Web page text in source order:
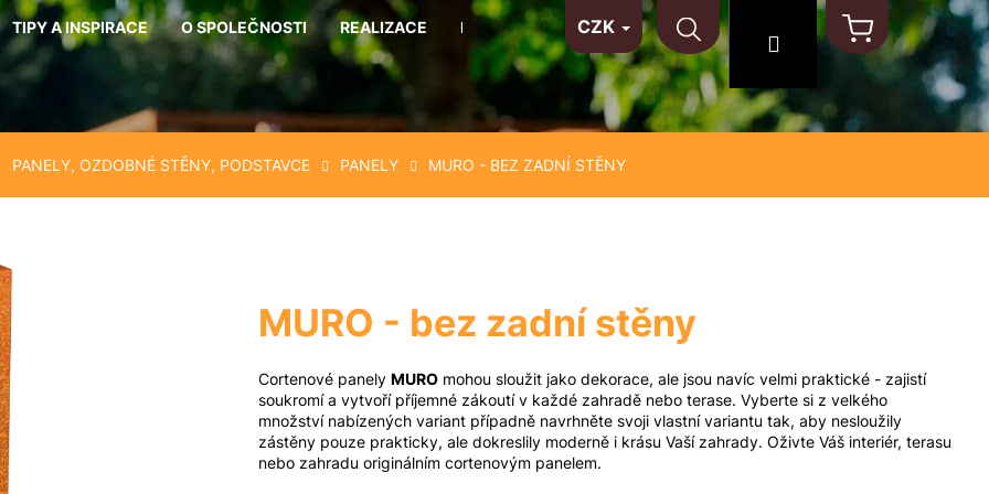
TIPY A INSPIRACE O SPOLEČNOSTI REALIZACE KONTAKT NA MÍRU MATERIÁLY
CZK
Hledat PřihlášeníNákupní
košík
PANELY, OZDOBNÉ STĚNY, PODSTAVCE PANELY MURO - BEZ ZADNÍ STĚNY
MURO - bez zadní stěny
Cortenové panely MURO mohou sloužit jako dekorace, ale jsou navíc velmi praktické - zajistí
soukromí a vytvoří příjemné zákoutí v každé zahradě nebo terase. Vyberte si z velkého
množství nabízených variant případně navrhněte svoji vlastní variantu tak, aby nesloužily
zástěny pouze prakticky, ale dokreslily moderně i krásu Vaší zahrady. Oživte Váš interiér, terasu
nebo zahradu originálním cortenovým panelem.
Co potřebujete najít?
Hledat